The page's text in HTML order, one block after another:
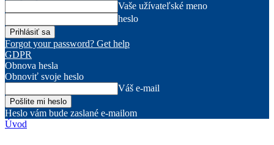
Vaše užívateľské meno
heslo
Forgot your password? Get help
GDPR
Obnova hesla
Obnoviť svoje heslo
Váš e-mail
Heslo vám bude zaslané e-mailom
Úvod